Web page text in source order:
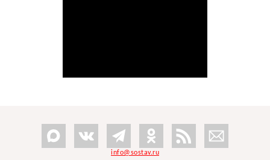
info@sostav.ru